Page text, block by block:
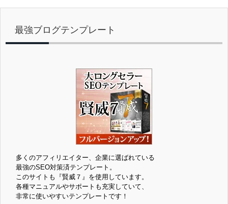
最強ブログテンプレート
多くのアフィリエイター、企業に選ばれている
最強のSEO対策済テンプレート。
このサイトも『賢威７』を使用しています。
各種マニュアルやサポートも充実していて、
非常に使いやすいテンプレートです！